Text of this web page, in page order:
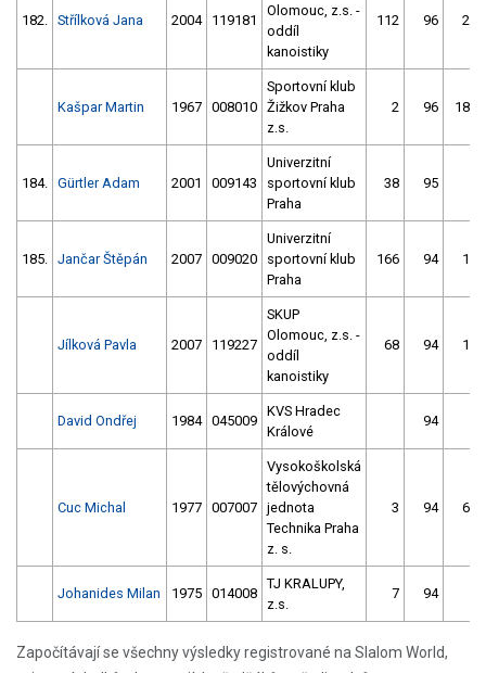
182. Střílková Jana 2004 119181
Olomouc, z.s. -
oddíl
kanoistiky
112 96 20
Kašpar Martin 1967 008010
Sportovní klub
Žižkov Praha
z.s.
2 96 183
184. Gürtler Adam 2001 009143
Univerzitní
sportovní klub
Praha
38 95
185. Jančar Štěpán 2007 009020
Univerzitní
sportovní klub
Praha
166 94 18
Jílková Pavla 2007 119227
SKUP
Olomouc, z.s. -
oddíl
kanoistiky
68 94 13
David Ondřej 1984 045009
KVS Hradec
Králové
94
Cuc Michal 1977 007007
Vysokoškolská
tělovýchovná
jednota
Technika Praha
z. s.
3 94 67
Johanides Milan 1975 014008
TJ KRALUPY,
z.s.
7 94
Započítávají se všechny výsledky registrované na Slalom World,